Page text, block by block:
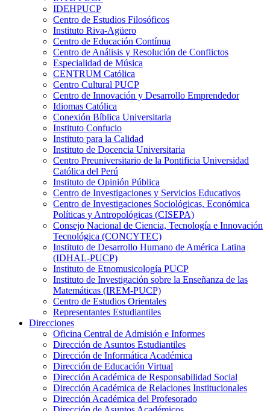
IDEHPUCP
Centro de Estudios Filosóficos
Instituto Riva-Agüero
Centro de Educación Contínua
Centro de Análisis y Resolución de Conflictos
Especialidad de Música
CENTRUM Católica
Centro Cultural PUCP
Centro de Innovación y Desarrollo Emprendedor
Idiomas Católica
Conexión Bíblica Universitaria
Instituto Confucio
Instituto para la Calidad
Instituto de Docencia Universitaria
Centro Preuniversitario de la Pontificia Universidad
Católica del Perú
Instituto de Opinión Pública
Centro de Investigaciones y Servicios Educativos
Centro de Investigaciones Sociológicas, Económica
Políticas y Antropológicas (CISEPA)
Consejo Nacional de Ciencia, Tecnología e Innovación
Tecnológica (CONCYTEC)
Instituto de Desarrollo Humano de América Latina
(IDHAL-PUCP)
Instituto de Etnomusicología PUCP
Instituto de Investigación sobre la Enseñanza de las
Matemáticas (IREM-PUCP)
Centro de Estudios Orientales
Representantes Estudiantiles
Direcciones
Oficina Central de Admisión e Informes
Dirección de Asuntos Estudiantiles
Dirección de Informática Académica
Dirección de Educación Virtual
Dirección Académica de Responsabilidad Social
Dirección Académica de Relaciones Institucionales
Dirección Académica del Profesorado